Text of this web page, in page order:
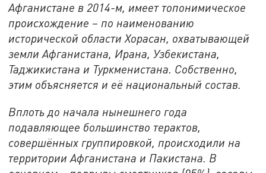
Афганистане в 2014-м, имеет топонимическое
происхождение – по наименованию
исторической области Хорасан, охватывающей
земли Афганистана, Ирана, Узбекистана,
Таджикистана и Туркменистана. Собственно,
этим объясняется и её национальный состав.
Вплоть до начала нынешнего года
подавляющее большинство терактов,
совершённых группировкой, происходили на
территории Афганистана и Пакистана. В